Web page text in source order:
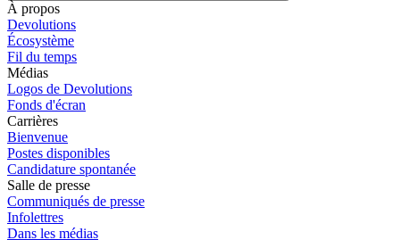
À propos
Devolutions
Écosystème
Fil du temps
Médias
Logos de Devolutions
Fonds d'écran
Carrières
Bienvenue
Postes disponibles
Candidature spontanée
Salle de presse
Communiqués de presse
Infolettres
Dans les médias